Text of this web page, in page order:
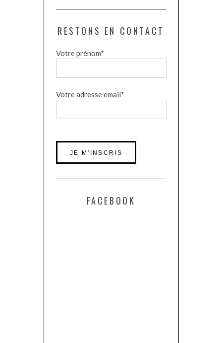
RESTONS EN CONTACT
Votre prénom*
Votre adresse email*
FACEBOOK